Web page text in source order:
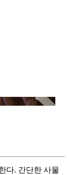
다. 간단한 사물